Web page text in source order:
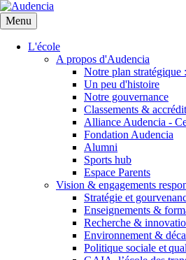
Aller
au
contenu
principal
Menu
L'école
A propos d'Audencia
Notre plan
Un peu d'histoire
Notre gouvernance
Classements &
Alliance Audencia -
Fondation Audencia
Alumni
Sports hub
Espace Parents
Vision & engagements
Stratégie et
Enseignements &
Recherche &
Environnement &
Politique sociale et